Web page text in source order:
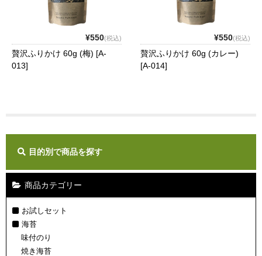
¥550(税込)
贅沢ふりかけ 60g (梅) [A-
013]
¥550(税込)
贅沢ふりかけ 60g (カレー)
[A-014]
目的別で商品を探す
商品カテゴリー
お試しセット
海苔
味付のり
焼き海苔